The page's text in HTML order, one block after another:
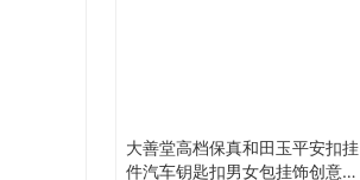
大善堂高档保真和田玉平安扣挂
件汽车钥匙扣男女包挂饰创意送